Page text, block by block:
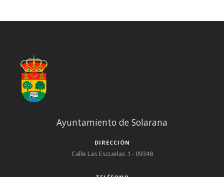
Ayuntamiento de Solarana
DIRECCIÓN
Calle Las Escuelas 1 - 09348